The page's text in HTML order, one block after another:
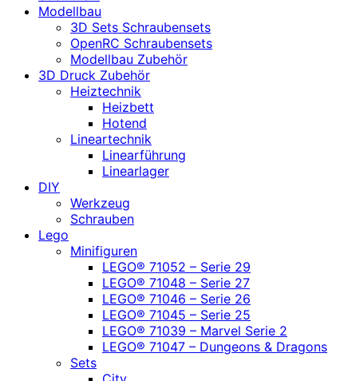
Modellbau
3D Sets Schraubensets
OpenRC Schraubensets
Modellbau Zubehör
3D Druck Zubehör
Heiztechnik
Heizbett
Hotend
Lineartechnik
Linearführung
Linearlager
DIY
Werkzeug
Schrauben
Lego
Minifiguren
LEGO® 71052 – Serie 29
LEGO® 71048 – Serie 27
LEGO® 71046 – Serie 26
LEGO® 71045 – Serie 25
LEGO® 71039 – Marvel Serie 2
LEGO® 71047 – Dungeons & Dragons
Sets